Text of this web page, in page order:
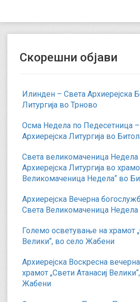
Скорешни објави
Илинден – Света Архиерејска
Литургија во Трново
Осма Недела по Педесетница
Архиерејска Литургија во
Света великомаченица Недела
Архиерејска Литургија во
Великомаченица Недела“ во
Архиерејска Вечерна
Света Великомаченица Недела
Големо осветување на храмот
Велики“, во село Жабени
Архиерејска Воскресна
храмот „Свети Атанасиј
Жабени